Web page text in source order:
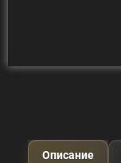
Описание